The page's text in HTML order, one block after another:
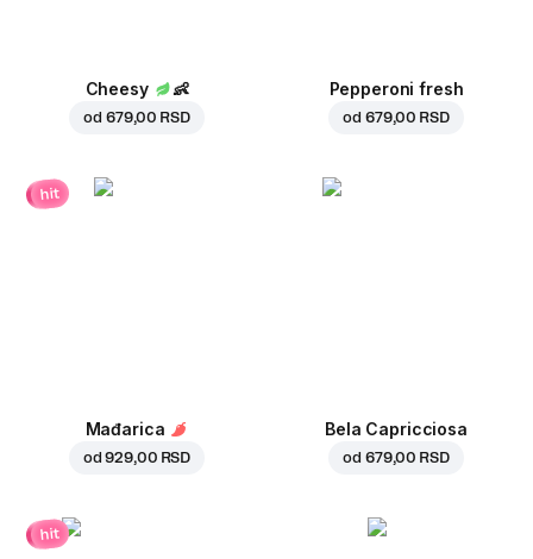
Cheesy 👶
od 679,00 RSD
Pepperoni fresh
od 679,00 RSD
hit
Mađarica
od929,00 RSD
Bela Capricciosa
od 679,00 RSD
hit